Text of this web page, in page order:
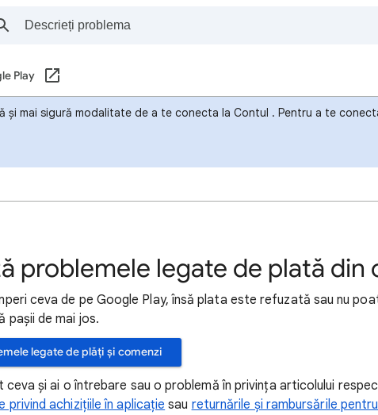
Play
și mai sigură modalitate de a te conecta la Contul . Pentru a te
problemele legate de plată din
ceva de pe Google Play, însă plata este refuzată sau nu
pașii de mai jos.
legate de plăți și comenzi
ceva și ai o întrebare sau o problemă în privința articolului
privind achizițiile în aplicație sau returnările și rambursările